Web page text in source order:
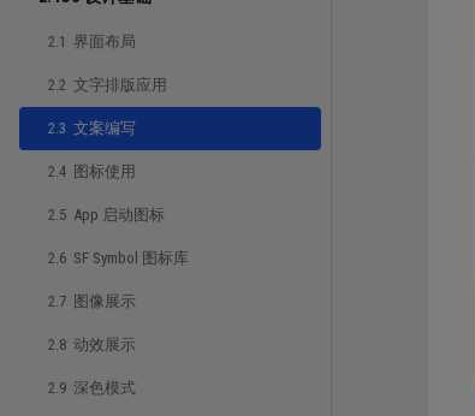
2.1 界面布局
2.2 文字排版应用
2.3 文案编写
2.4 图标使用
2.5 App 启动图标
2.6 SF Symbol 图标库
2.7 图像展示
2.8 动效展示
2.9 深色模式